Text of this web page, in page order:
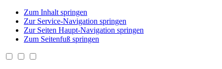
Zum Inhalt springen
Zur Service-Navigation springen
Zur Seiten Haupt-Navigation springen
Zum Seitenfuß springen